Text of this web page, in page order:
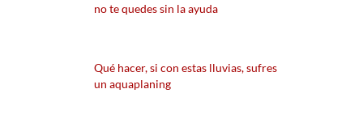
no te quedes sin la ayuda
Qué hacer, si con estas lluvias, sufres
un aquaplaning